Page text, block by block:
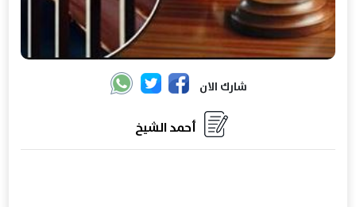
شارك الان
أحمد الشيخ